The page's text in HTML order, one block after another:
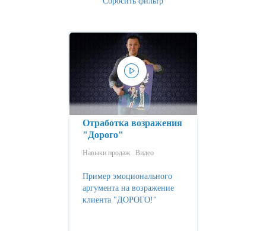
Отработка возражения
"Дорого"
Навыки продаж Видео
Пример эмоционального
аргумента на возражение
клиента "ДОРОГО!"